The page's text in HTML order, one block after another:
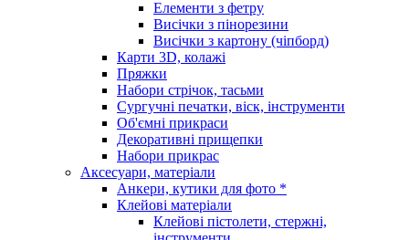
Елементи з фетру
Висічки з пінорезини
Висічки з картону (чіпборд)
Карти 3D, колажі
Пряжки
Набори стрічок, тасьми
Сургучні печатки, віск, інструменти
Об'ємні прикраси
Декоративні прищепки
Набори прикрас
Аксесуари, матеріали
Анкери, кутики для фото *
Клейові матеріали
Клейові пістолети, стержні,